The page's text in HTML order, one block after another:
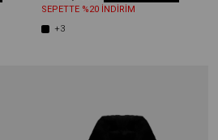
SEPETTE %20 İNDİRİM
+3